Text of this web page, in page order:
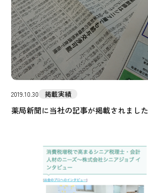
2019.10.30 掲載実績
薬局新聞に当社の記事が掲載されました